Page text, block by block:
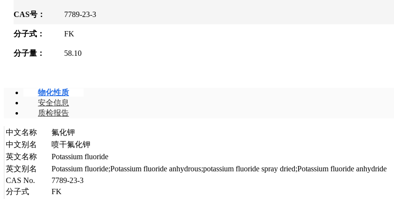
CAS号： 7789-23-3
分子式： FK
分子量： 58.10
物化性质
安全信息
质检报告
中文名称
氟化钾
中文别名
喷干氟化钾
英文名称
Potassium fluoride
英文别名
Potassium fluoride;Potassium fluoride anhydrous;potassium fluoride spray dried;Potassium fluoride anhydride
CAS No.
7789-23-3
分子式
FK